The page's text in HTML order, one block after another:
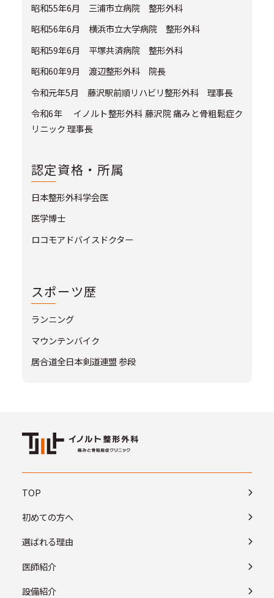
昭和55年6月 三浦市立病院 整形外科
昭和56年6月 横浜市立大学病院 整形外科
昭和59年6月 平塚共済病院 整形外科
昭和60年9月 渡辺整形外科 院長
令和元年5月 藤沢駅前順リハビリ整形外科 理事長
令和6年 イノルト整形外科 藤沢院 痛みと骨粗鬆症ク
リニック 理事長
認定資格・所属
日本整形外科学会医
医学博士
ロコモアドバイスドクター
スポーツ歴
ランニング
マウンテンバイク
居合道全日本剣道連盟 参段
TOP
初めての方へ
選ばれる理由
医師紹介
設備紹介